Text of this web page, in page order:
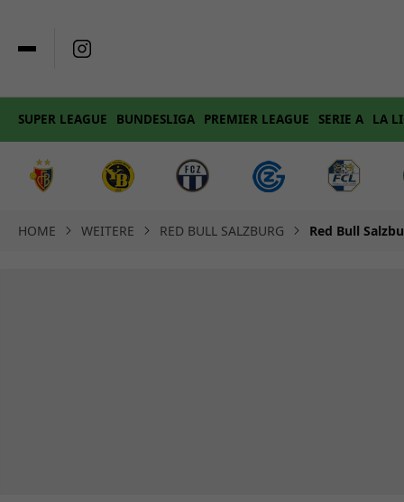
SUPER LEAGUE BUNDESLIGA PREMIER LEAGUE SERIE A LA
HOME WEITERE RED BULL SALZBURG Red Bull